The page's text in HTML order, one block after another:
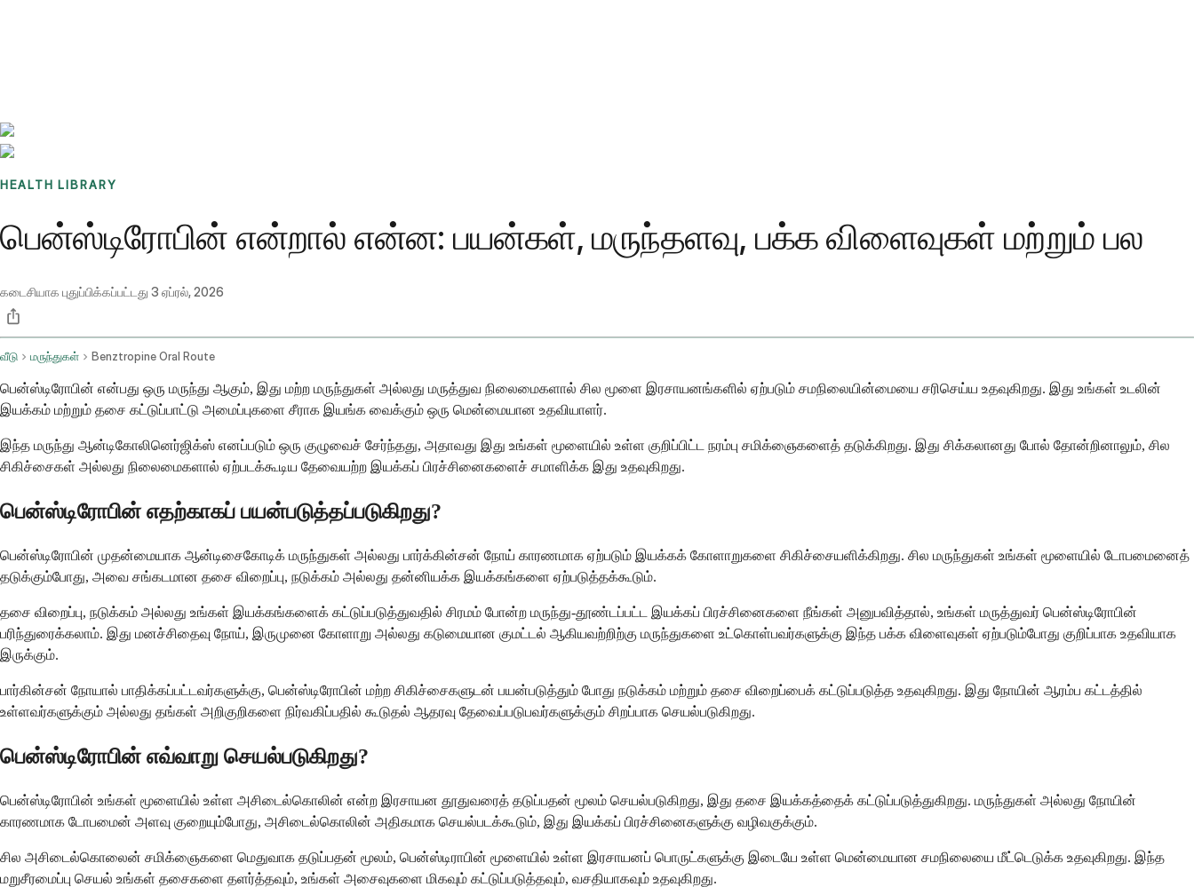
HEALTH LIBRARY
பென்ஸ்டிரோபின் என்றால் என்ன: பயன்கள், மருந்தளவு, பக்க விளைவுகள் மற்றும் பல
கடைசியாக புதுப்பிக்கப்பட்டது 3 ஏப்ரல், 2026
வீடு மருந்துகள் Benztropine Oral Route
பென்ஸ்டிரோபின் என்பது ஒரு மருந்து ஆகும், இது மற்ற மருந்துகள் அல்லது மருத்துவ நிலைமைகளால் சில மூளை இரசாயனங்களில் ஏற்படும் சமநிலையின்மையை சரிசெய்ய உதவுகிறது. இது உங்கள் உடலின்
இயக்கம் மற்றும் தசை கட்டுப்பாட்டு அமைப்புகளை சீராக இயங்க வைக்கும் ஒரு மென்மையான உதவியாளர்.
இந்த மருந்து ஆன்டிகோலினெர்ஜிக்ஸ் எனப்படும் ஒரு குழுவைச் சேர்ந்தது, அதாவது இது உங்கள் மூளையில் உள்ள குறிப்பிட்ட நரம்பு சமிக்ஞைகளைத் தடுக்கிறது. இது சிக்கலானது போல் தோன்றினாலும், சில
சிகிச்சைகள் அல்லது நிலைமைகளால் ஏற்படக்கூடிய தேவையற்ற இயக்கப் பிரச்சினைகளைச் சமாளிக்க இது உதவுகிறது.
பென்ஸ்டிரோபின் எதற்காகப் பயன்படுத்தப்படுகிறது?
பென்ஸ்டிரோபின் முதன்மையாக ஆன்டிசைகோடிக் மருந்துகள் அல்லது பார்க்கின்சன் நோய் காரணமாக ஏற்படும் இயக்கக் கோளாறுகளை சிகிச்சையளிக்கிறது. சில மருந்துகள் உங்கள் மூளையில் டோபமைனைத்
தடுக்கும்போது, அவை சங்கடமான தசை விறைப்பு, நடுக்கம் அல்லது தன்னியக்க இயக்கங்களை ஏற்படுத்தக்கூடும்.
தசை விறைப்பு, நடுக்கம் அல்லது உங்கள் இயக்கங்களைக் கட்டுப்படுத்துவதில் சிரமம் போன்ற மருந்து-தூண்டப்பட்ட இயக்கப் பிரச்சினைகளை நீங்கள் அனுபவித்தால், உங்கள் மருத்துவர் பென்ஸ்டிரோபின்
பரிந்துரைக்கலாம். இது மனச்சிதைவு நோய், இருமுனை கோளாறு அல்லது கடுமையான குமட்டல் ஆகியவற்றிற்கு மருந்துகளை உட்கொள்பவர்களுக்கு இந்த பக்க விளைவுகள் ஏற்படும்போது குறிப்பாக உதவியாக
இருக்கும்.
பார்கின்சன் நோயால் பாதிக்கப்பட்டவர்களுக்கு, பென்ஸ்டிரோபின் மற்ற சிகிச்சைகளுடன் பயன்படுத்தும் போது நடுக்கம் மற்றும் தசை விறைப்பைக் கட்டுப்படுத்த உதவுகிறது. இது நோயின் ஆரம்ப கட்டத்தில்
உள்ளவர்களுக்கும் அல்லது தங்கள் அறிகுறிகளை நிர்வகிப்பதில் கூடுதல் ஆதரவு தேவைப்படுபவர்களுக்கும் சிறப்பாக செயல்படுகிறது.
பென்ஸ்டிரோபின் எவ்வாறு செயல்படுகிறது?
பென்ஸ்டிரோபின் உங்கள் மூளையில் உள்ள அசிடைல்கொலின் என்ற இரசாயன தூதுவரைத் தடுப்பதன் மூலம் செயல்படுகிறது, இது தசை இயக்கத்தைக் கட்டுப்படுத்துகிறது. மருந்துகள் அல்லது நோயின்
காரணமாக டோபமைன் அளவு குறையும்போது, அசிடைல்கொலின் அதிகமாக செயல்படக்கூடும், இது இயக்கப் பிரச்சினைகளுக்கு வழிவகுக்கும்.
சில அசிடைல்கொலைன் சமிக்ஞைகளை மெதுவாக தடுப்பதன் மூலம், பென்ஸ்டிராபின் மூளையில் உள்ள இரசாயனப் பொருட்களுக்கு இடையே உள்ள மென்மையான சமநிலையை மீட்டெடுக்க உதவுகிறது. இந்த
மறுசீரமைப்பு செயல் உங்கள் தசைகளை தளர்த்தவும், உங்கள் அசைவுகளை மிகவும் கட்டுப்படுத்தவும், வசதியாகவும் உதவுகிறது.